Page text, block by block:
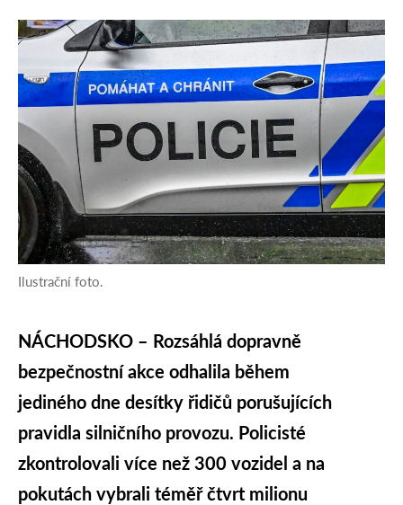
Ilustrační foto.
NÁCHODSKO – Rozsáhlá dopravně
bezpečnostní akce odhalila během
jediného dne desítky řidičů porušujících
pravidla silničního provozu. Policisté
zkontrolovali více než 300 vozidel a na
pokutách vybrali téměř čtvrt milionu